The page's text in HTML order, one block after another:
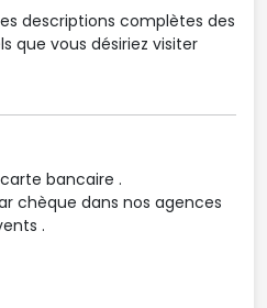
descriptions complètes des
que vous désiriez visiter
bancaire .
chèque dans nos agences
.